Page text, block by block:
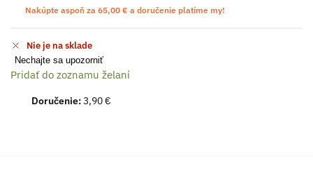
Nakúpte aspoň za 65,00 € a doručenie platíme my!
Nie je na sklade
Nechajte sa upozorniť
Pridať do zoznamu želaní
Doručenie:3,90 €